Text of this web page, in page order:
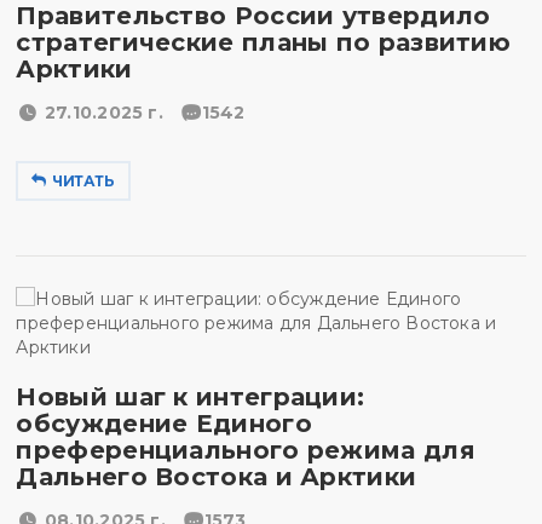
Правительство России утвердило
стратегические планы по развитию
Арктики
27.10.2025 г. 1542
ЧИТАТЬ
Новый шаг к интеграции:
обсуждение Единого
преференциального режима для
Дальнего Востока и Арктики